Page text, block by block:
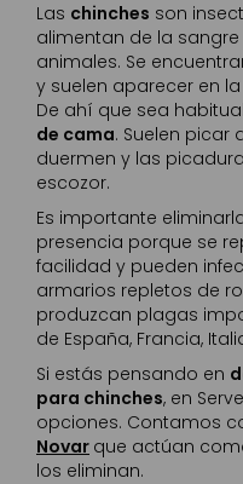
Las chinches son
alimentan de la
animales. Se
y suelen aparecer en
De ahí que sea
de cama. Suelen picar
duermen y las
escozor.
Es importante
presencia porque se
facilidad y pueden
armarios repletos de
produzcan plagas
de España, Francia,
Si estás pensando en
para chinches, en
opciones. Contamos
Novar que actúan
los eliminan.